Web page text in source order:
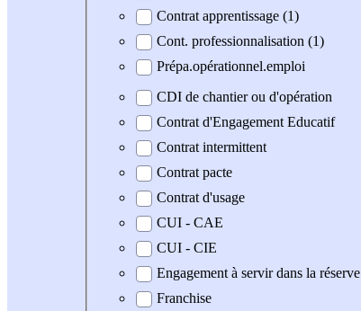
Contrat apprentissage (1)
Cont. professionnalisation (1)
Prépa.opérationnel.emploi
CDI de chantier ou d'opération
Contrat d'Engagement Educatif
Contrat intermittent
Contrat pacte
Contrat d'usage
CUI - CAE
CUI - CIE
Engagement à servir dans la réserve
Franchise